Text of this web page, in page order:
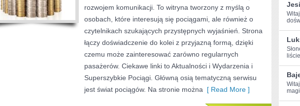
POLSCE
rozwojem komunikacji. To witryna tworzony z myślą o
osobach, które interesują się pociągami, ale również o
czytelnikach szukających przystępnych wyjaśnień. Strona
łączy doświadczenie do kolei z przyjazną formą, dzięki
czemu może zainteresować zarówno regularnych
pasażerów. Ciekawe linki to Aktualności i Wydarzenia i
Superszybkie Pociągi. Główną osią tematyczną serwisu
jest świat pociągów. Na stronie można [ Read More ]